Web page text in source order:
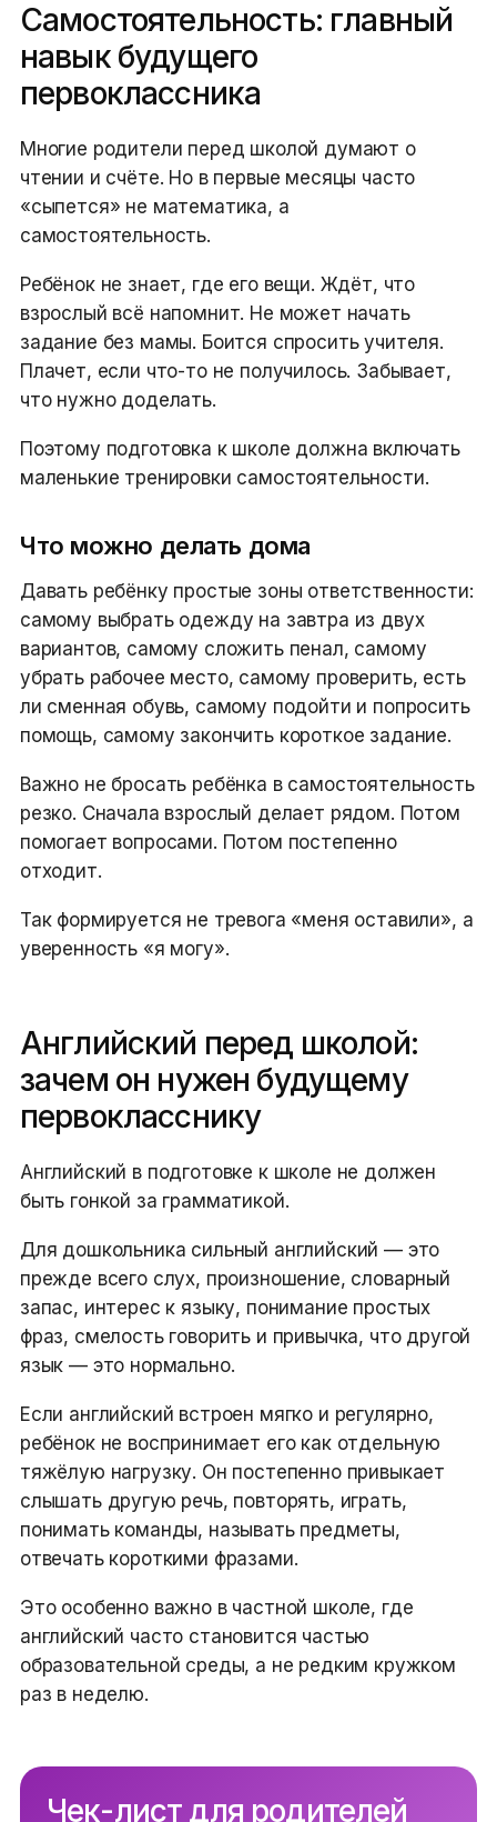
Самостоятельность: главный
навык будущего
первоклассника
Многие родители перед школой думают о
чтении и счёте. Но в первые месяцы часто
«сыпется» не математика, а
самостоятельность.
Ребёнок не знает, где его вещи. Ждёт, что
взрослый всё напомнит. Не может начать
задание без мамы. Боится спросить учителя.
Плачет, если что-то не получилось. Забывает,
что нужно доделать.
Поэтому подготовка к школе должна включать
маленькие тренировки самостоятельности.
Что можно делать дома
Давать ребёнку простые зоны ответственности:
самому выбрать одежду на завтра из двух
вариантов, самому сложить пенал, самому
убрать рабочее место, самому проверить, есть
ли сменная обувь, самому подойти и попросить
помощь, самому закончить короткое задание.
Важно не бросать ребёнка в самостоятельность
резко. Сначала взрослый делает рядом. Потом
помогает вопросами. Потом постепенно
отходит.
Так формируется не тревога «меня оставили», а
уверенность «я могу».
Английский перед школой:
зачем он нужен будущему
первокласснику
Английский в подготовке к школе не должен
быть гонкой за грамматикой.
Для дошкольника сильный английский — это
прежде всего слух, произношение, словарный
запас, интерес к языку, понимание простых
фраз, смелость говорить и привычка, что другой
язык — это нормально.
Если английский встроен мягко и регулярно,
ребёнок не воспринимает его как отдельную
тяжёлую нагрузку. Он постепенно привыкает
слышать другую речь, повторять, играть,
понимать команды, называть предметы,
отвечать короткими фразами.
Это особенно важно в частной школе, где
английский часто становится частью
образовательной среды, а не редким кружком
раз в неделю.
Чек-лист для родителей